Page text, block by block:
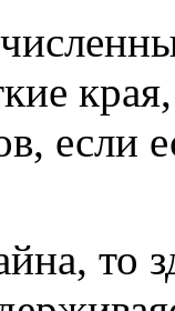
если
то